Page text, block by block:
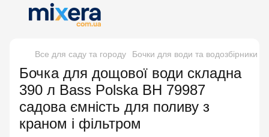
Все для саду та городу Бочки для води та водозбірники
Бочка для дощової води складна
390 л Bass Polska BH 79987
садова ємність для поливу з
краном і фільтром